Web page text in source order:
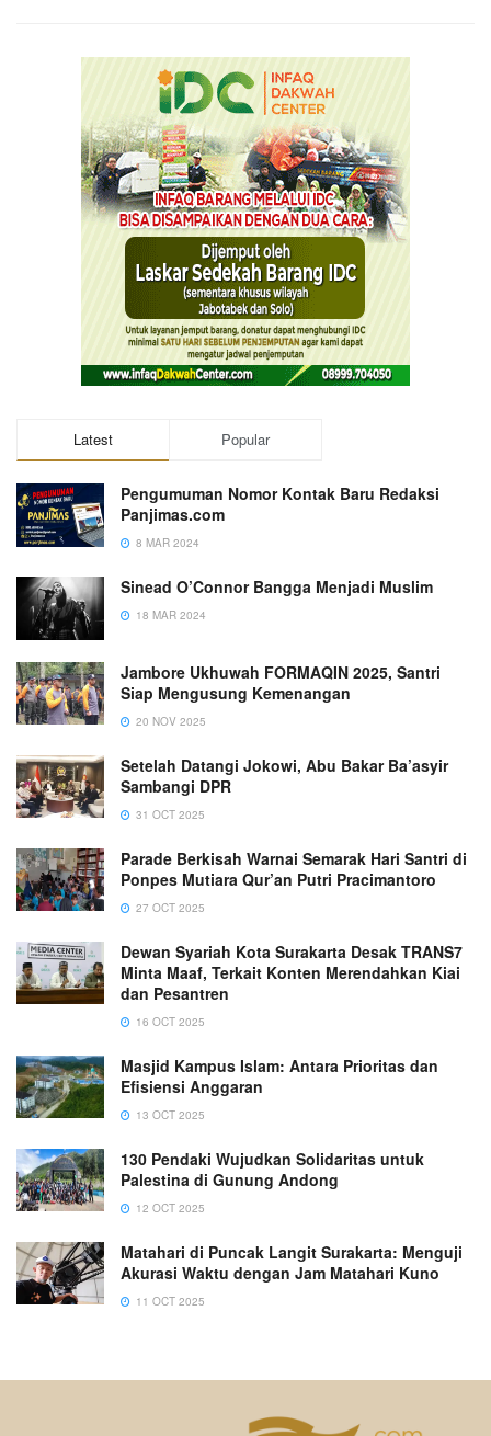
Latest Popular
Pengumuman Nomor Kontak Baru Redaksi
Panjimas.com
8 MAR 2024
Sinead O’Connor Bangga Menjadi Muslim
18 MAR 2024
Jambore Ukhuwah FORMAQIN 2025, Santri
Siap Mengusung Kemenangan
20 NOV 2025
Setelah Datangi Jokowi, Abu Bakar Ba’asyir
Sambangi DPR
31 OCT 2025
Parade Berkisah Warnai Semarak Hari Santri di
Ponpes Mutiara Qur’an Putri Pracimantoro
27 OCT 2025
Dewan Syariah Kota Surakarta Desak TRANS7
Minta Maaf, Terkait Konten Merendahkan Kiai
dan Pesantren
16 OCT 2025
Masjid Kampus Islam: Antara Prioritas dan
Efisiensi Anggaran
13 OCT 2025
130 Pendaki Wujudkan Solidaritas untuk
Palestina di Gunung Andong
12 OCT 2025
Matahari di Puncak Langit Surakarta: Menguji
Akurasi Waktu dengan Jam Matahari Kuno
11 OCT 2025